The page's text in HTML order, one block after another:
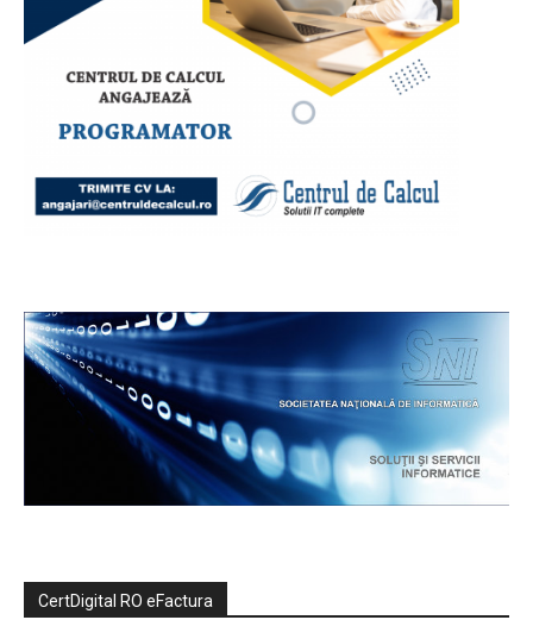
CertDigital RO eFactura